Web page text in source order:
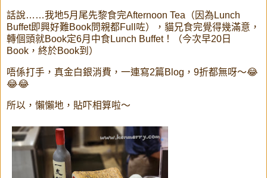
話說……我地5月尾先黎食完Afternoon Tea（因為Lunch
Buffet即興好難Book問親都Full咗），貓兄食完覺得幾滿意，
轉個頭就Book定6月中食Lunch Buffet！（今次早20日
Book，終於Book到）
唔係打手，真金白銀消費，一連寫2篇Blog，9折都無呀～😂
😂😂
所以，懶懶地，貼吓相算啦～